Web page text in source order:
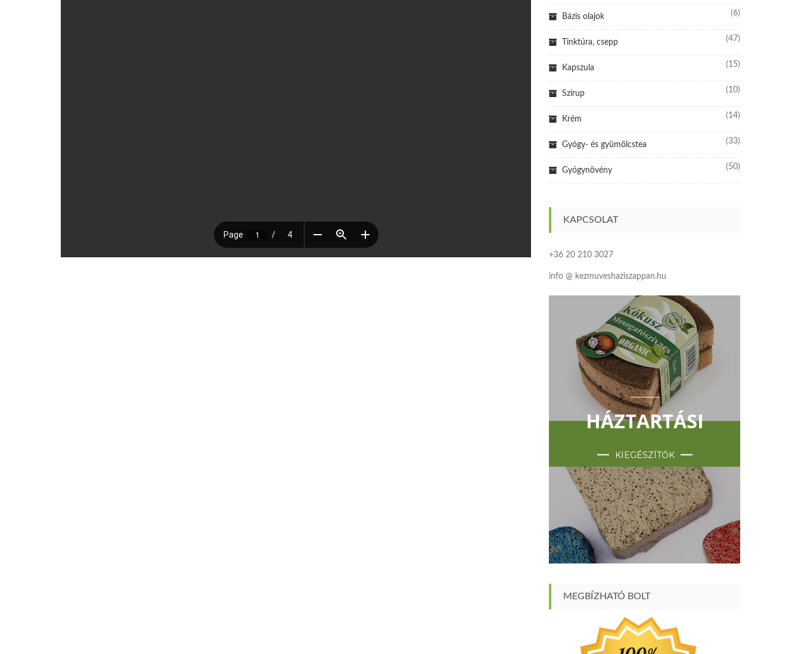
Bázis olajok (6)
Tinktúra, csepp (47)
Kapszula (15)
Szirup (10)
Krém (14)
Gyógy- és gyümölcstea (33)
Gyógynövény (50)
KAPCSOLAT
+36 20 210 3027
info @ kezmuveshaziszappan.hu
HÁZTARTÁSI
KIEGÉSZÍTŐK
MEGBÍZHATÓ BOLT